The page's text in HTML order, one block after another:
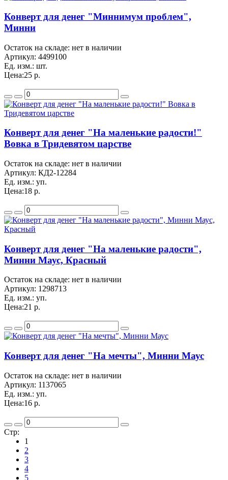
Конверт для денег "Миннимум проблем",
Минни
Остаток на складе: нет в наличии
Артикул: 4499100
Ед. изм.: шт.
Цена:25 р.
Конверт для денег "На маленькие радости!"
Вовка в Тридевятом царстве
Остаток на складе: нет в наличии
Артикул: КД2-12284
Ед. изм.: уп.
Цена:18 р.
Конверт для денег "На маленькие радости",
Минни Маус, Красный
Остаток на складе: нет в наличии
Артикул: 1298713
Ед. изм.: уп.
Цена:21 р.
Конверт для денег "На мечты", Минни Маус
Остаток на складе: нет в наличии
Артикул: 1137065
Ед. изм.: уп.
Цена:16 р.
Стр:
1
2
3
4
5